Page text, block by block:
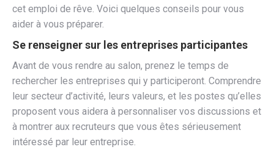
cet emploi de rêve. Voici quelques conseils pour vous
aider à vous préparer.
Se renseigner sur les entreprises participantes
Avant de vous rendre au salon, prenez le temps de
rechercher les entreprises qui y participeront. Comprendre
leur secteur d’activité, leurs valeurs, et les postes qu’elles
proposent vous aidera à personnaliser vos discussions et
à montrer aux recruteurs que vous êtes sérieusement
intéressé par leur entreprise.